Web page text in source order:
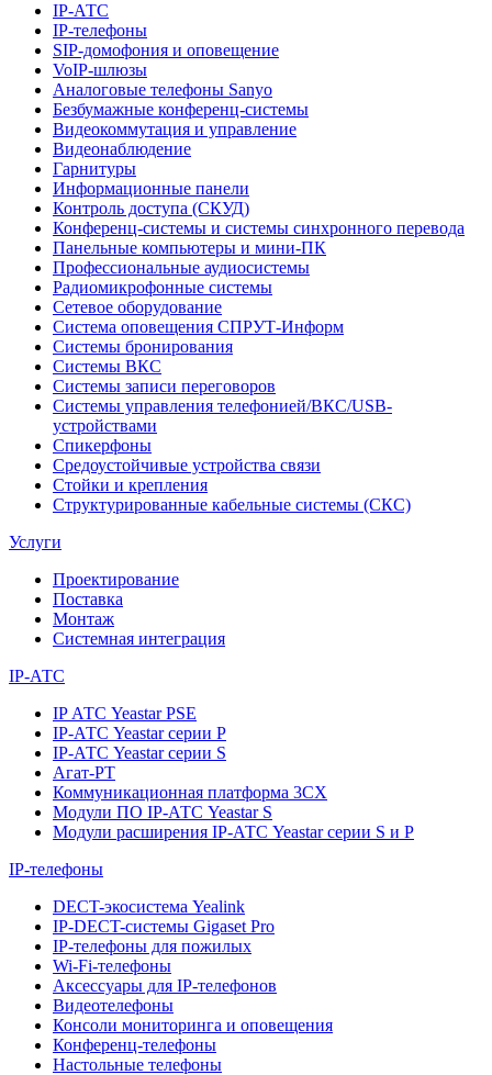
IP-АТС
IP-телефоны
SIP-домофония и оповещение
VoIP-шлюзы
Аналоговые телефоны Sanyo
Безбумажные конференц-системы
Видеокоммутация и управление
Видеонаблюдение
Гарнитуры
Информационные панели
Контроль доступа (СКУД)
Конференц-системы и системы синхронного перевода
Панельные компьютеры и мини-ПК
Профессиональные аудиосистемы
Радиомикрофонные системы
Сетевое оборудование
Система оповещения СПРУТ-Информ
Системы бронирования
Системы ВКС
Системы записи переговоров
Системы управления телефонией/ВКС/USB-
устройствами
Спикерфоны
Средоустойчивые устройства связи
Стойки и крепления
Структурированные кабельные системы (СКС)
Услуги
Проектирование
Поставка
Монтаж
Системная интеграция
IP-АТС
IP АТС Yeastar PSE
IP-АТС Yeastar серии P
IP-АТС Yeastar серии S
Агат-РТ
Коммуникационная платформа 3CX
Модули ПО IP-АТС Yeastar S
Модули расширения IP-АТС Yeastar серии S и P
IP-телефоны
DECT-экосистема Yealink
IP-DECT-системы Gigaset Pro
IP-телефоны для пожилых
Wi-Fi-телефоны
Аксессуары для IP-телефонов
Видеотелефоны
Консоли мониторинга и оповещения
Конференц-телефоны
Настольные телефоны